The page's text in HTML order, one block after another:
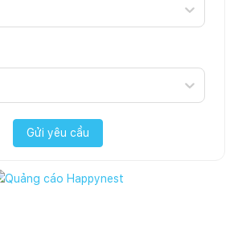
Gửi yêu cầu